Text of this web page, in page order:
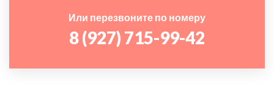
Или перезвоните по номеру
8 (927) 715-99-42